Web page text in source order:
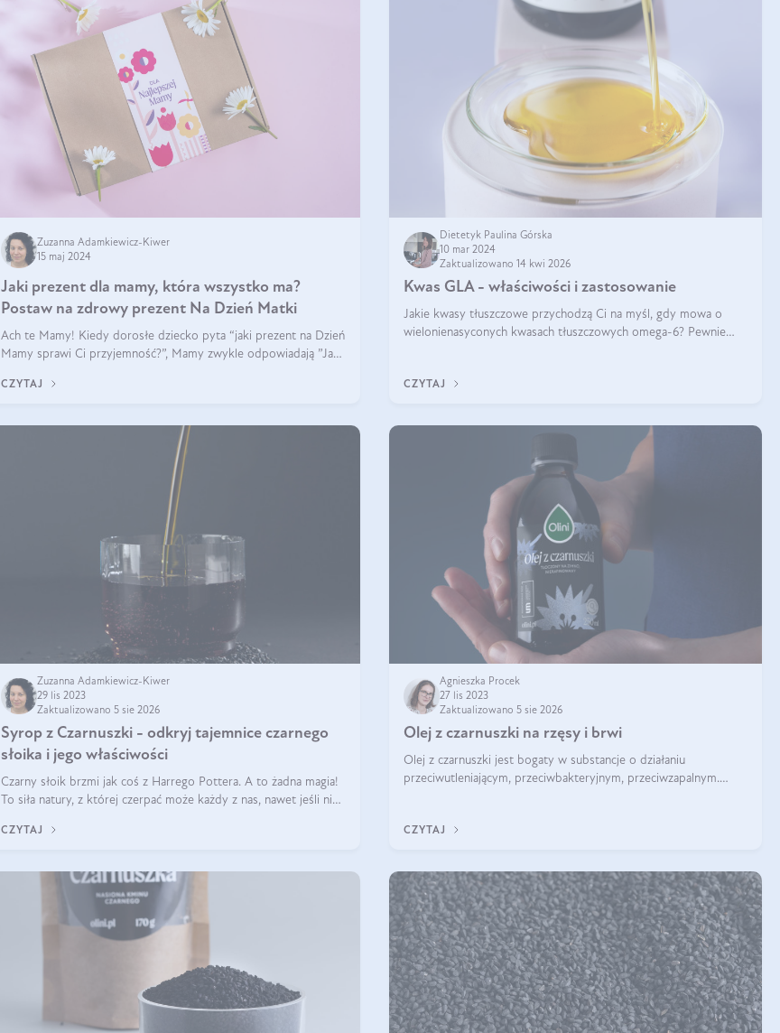
Zuzanna Adamkiewicz-Kiwer
15 maj 2024
Jaki prezent dla mamy, która wszystko ma?
Postaw na zdrowy prezent Na Dzień Matki
Ach te Mamy! Kiedy dorosłe dziecko pyta “jaki prezent na Dzień
Mamy sprawi Ci przyjemność?”, Mamy zwykle odpowiadają ”Ja
prezent na Dzień Ma
CZYTAJ
Dietetyk Paulina Górska
10 mar 2024
Zaktualizowano 14 kwi 2026
Kwas GLA - właściwości i zastosowanie
Jakie kwasy tłuszczowe przychodzą Ci na myśl, gdy mowa o
wielonienasyconych kwasach tłuszczowych omega-6? Pewnie
CZYTAJ
Zuzanna Adamkiewicz-Kiwer
29 lis 2023
Zaktualizowano 5 sie 2026
Syrop z Czarnuszki - odkryj tajemnice czarnego
słoika i jego właściwości
Czarny słoik brzmi jak coś z Harrego Pottera. A to żadna magia!
To siła natury, z której czerpać może każdy z nas, nawet jeśli nie
dużym pra
CZYTAJ
Agnieszka Procek
27 lis 2023
Zaktualizowano 5 sie 2026
Olej z czarnuszki na rzęsy i brwi
Olej z czarnuszki jest bogaty w substancje o działaniu
przeciwutleniającym, przeciwbakteryjnym, przeciwzapalnym.
CZYTAJ